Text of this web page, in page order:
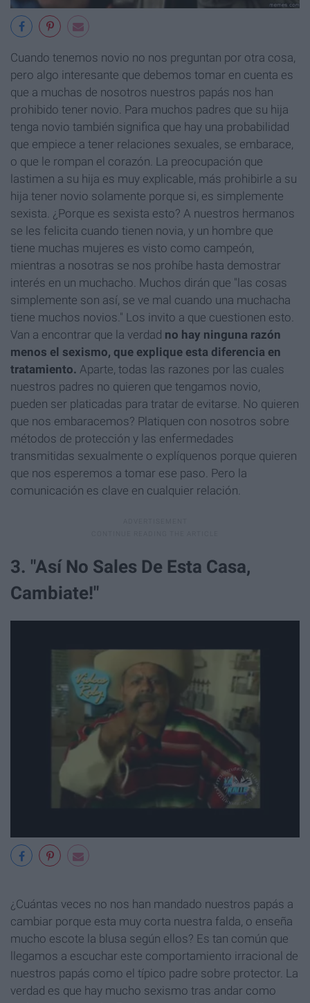
Cuando tenemos novio no nos preguntan por otra cosa,
pero algo interesante que debemos tomar en cuenta es
que a muchas de nosotros nuestros papás nos han
prohibido tener novio. Para muchos padres que su hija
tenga novio también significa que hay una probabilidad
que empiece a tener relaciones sexuales, se embarace,
o que le rompan el corazón. La preocupación que
lastimen a su hija es muy explicable, más prohibirle a su
hija tener novio solamente porque si, es simplemente
sexista. ¿Porque es sexista esto? A nuestros hermanos
se les felicita cuando tienen novia, y un hombre que
tiene muchas mujeres es visto como campeón,
mientras a nosotras se nos prohíbe hasta demostrar
interés en un muchacho. Muchos dirán que "las cosas
simplemente son así, se ve mal cuando una muchacha
tiene muchos novios." Los invito a que cuestionen esto.
Van a encontrar que la verdad no hay ninguna razón
menos el sexismo, que explique esta diferencia en
tratamiento. Aparte, todas las razones por las cuales
nuestros padres no quieren que tengamos novio,
pueden ser platicadas para tratar de evitarse. No quieren
que nos embaracemos? Platiquen con nosotros sobre
métodos de protección y las enfermedades
transmitidas sexualmente o explíquenos porque quieren
que nos esperemos a tomar ese paso. Pero la
comunicación es clave en cualquier relación.
3. "Así No Sales De Esta Casa,
Cambiate!"
¿Cuántas veces no nos han mandado nuestros papás a
cambiar porque esta muy corta nuestra falda, o enseña
mucho escote la blusa según ellos? Es tan común que
llegamos a escuchar este comportamiento irracional de
nuestros papás como el típico padre sobre protector. La
verdad es que hay mucho sexismo tras andar como